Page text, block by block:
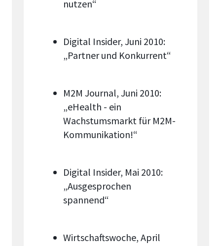
nutzen“
Digital Insider, Juni 2010:
„Partner und Konkurrent“
M2M Journal, Juni 2010:
„eHealth - ein
Wachstumsmarkt für M2M-
Kommunikation!“
Digital Insider, Mai 2010:
„Ausgesprochen
spannend“
Wirtschaftswoche, April